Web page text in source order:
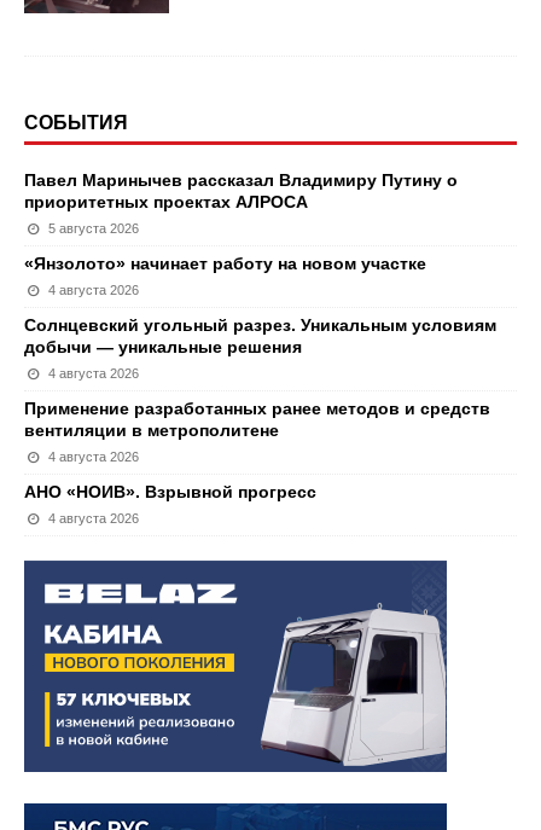
СОБЫТИЯ
Павел Маринычев рассказал Владимиру Путину о
приоритетных проектах АЛРОСА
5 августа 2026
«Янзолото» начинает работу на новом участке
4 августа 2026
Солнцевский угольный разрез. Уникальным условиям
добычи — уникальные решения
4 августа 2026
Применение разработанных ранее методов и средств
вентиляции в метрополитене
4 августа 2026
АНО «НОИВ». Взрывной прогресс
4 августа 2026